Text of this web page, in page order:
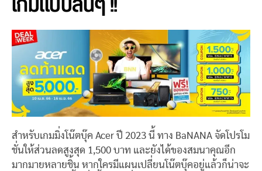
สำหรับเกมมิ่งโน๊ตบุ๊ค Acer ปี 2023 นี้ ทาง BaNANA จัดโปรโม
ชั่นให้ส่วนลดสูงสุด 1,500 บาท และยังได้ของสมนาคุณอีก
มากมายหลายชิ้น หากใครมีแผนเปลี่ยนโน๊ตบุ๊คอยู่แล้วก็น่าจะ